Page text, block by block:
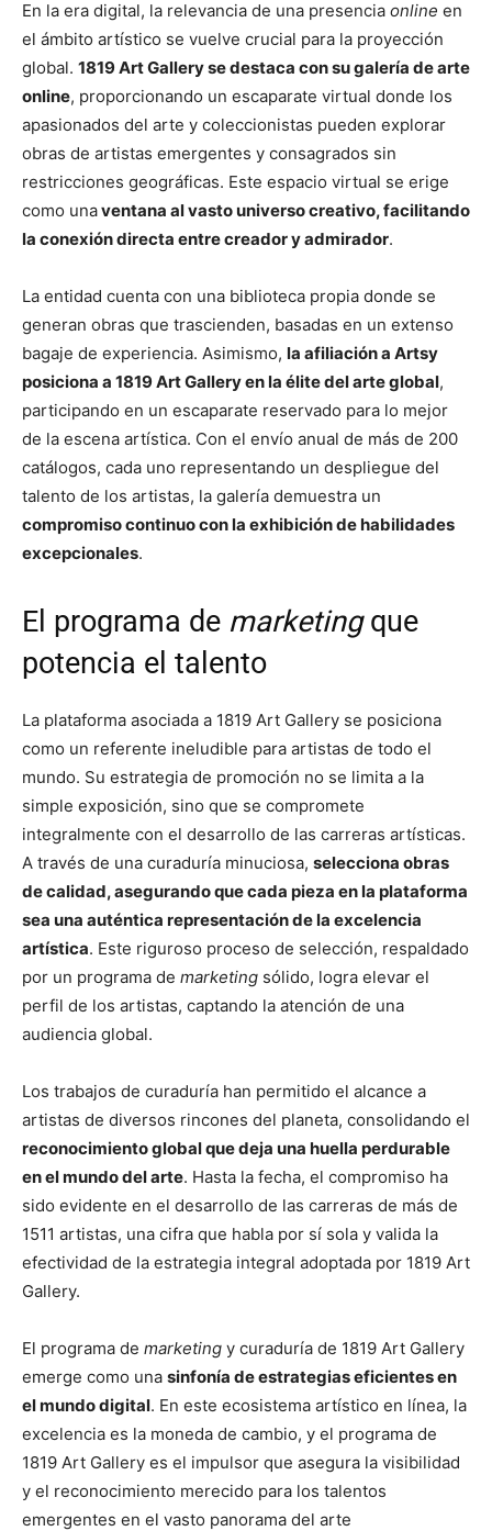
En la era digital, la relevancia de una presencia online en
el ámbito artístico se vuelve crucial para la proyección
global. 1819 Art Gallery se destaca con su galería de arte
online, proporcionando un escaparate virtual donde los
apasionados del arte y coleccionistas pueden explorar
obras de artistas emergentes y consagrados sin
restricciones geográficas. Este espacio virtual se erige
como unaventana al vasto universo creativo, facilitando
la conexión directa entre creador y admirador.
La entidad cuenta con una biblioteca propia donde se
generan obras que trascienden, basadas en un extenso
bagaje de experiencia. Asimismo, la afiliación a Artsy
posiciona a 1819 Art Gallery en la élite del arte global,
participando en un escaparate reservado para lo mejor
de la escena artística. Con el envío anual de más de 200
catálogos, cada uno representando un despliegue del
talento de los artistas, la galería demuestra un
compromiso continuo con la exhibición de habilidades
excepcionales.
El programa de marketingque
potencia el talento
La plataforma asociada a 1819 Art Gallery se posiciona
como un referente ineludible para artistas de todo el
mundo. Su estrategia de promoción no se limita a la
simple exposición, sino que se compromete
integralmente con el desarrollo de las carreras artísticas.
A través de una curaduría minuciosa, selecciona obras
de calidad, asegurando que cada pieza en la plataforma
sea una auténtica representación de la excelencia
artística. Este riguroso proceso de selección, respaldado
por un programa de marketing sólido, logra elevar el
perfil de los artistas, captando la atención de una
audiencia global.
Los trabajos de curaduría han permitido el alcance a
artistas de diversos rincones del planeta, consolidando el
reconocimiento global que deja una huella perdurable
en el mundo del arte. Hasta la fecha, el compromiso ha
sido evidente en el desarrollo de las carreras de más de
1511 artistas, una cifra que habla por sí sola y valida la
efectividad de la estrategia integral adoptada por 1819 Art
Gallery.
El programa de marketing y curaduría de 1819 Art Gallery
emerge como una sinfonía de estrategias eficientes en
el mundo digital. En este ecosistema artístico en línea, la
excelencia es la moneda de cambio, y el programa de
1819 Art Gallery es el impulsor que asegura la visibilidad
y el reconocimiento merecido para los talentos
emergentes en el vasto panorama del arte